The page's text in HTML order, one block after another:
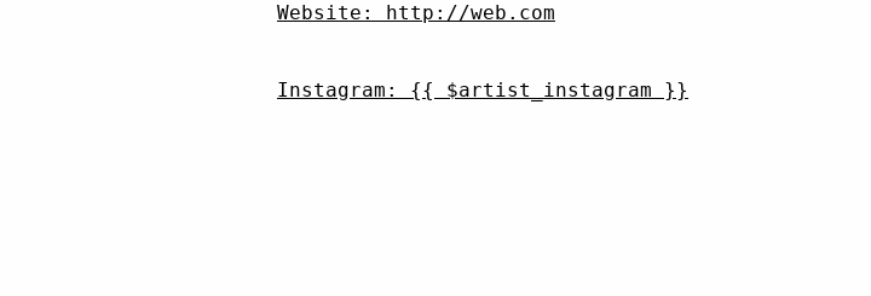
Website: http://web.com
Instagram: {{ $artist_instagram }}